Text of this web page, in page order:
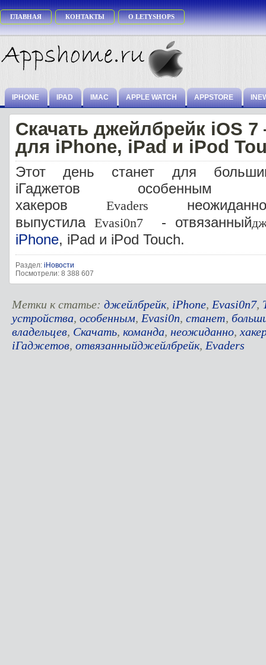
ГЛАВНАЯ КОНТАКТЫ О LETYSHOPS
IPHONE IPAD IMAC APPLE WATCH APPSTORE
Скачать джейлбрейк iOS
для iPhone, iPad и iPod
Этот день станет для
iГаджетов
хакеров Evaders
выпустилаEvasi0n7 - отвязанный
iPhone, iPad и iPod Touch.
Раздел: iНовости
Посмотрели: 8 388 607
Метки к статье: джейлбрейк, iPhone, Evasi0n7,
устройства, особенным, Evasi0n, станет,
владельцев, Скачать, команда, неожиданно,
iГаджетов, отвязанныйджейлбрейк, Evaders